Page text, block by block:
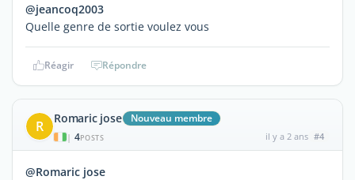
@jeancoq2003
Quelle genre de sortie voulez vous
Réagir Répondre
R Romaric jose Nouveau membre
| 4POSTS il y a 2 ans #4
@Romaric jose